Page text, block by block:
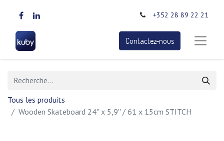
+352 28 89 22 21
Contactez-nous
Tous les produits
Wooden Skateboard 24'' x 5,9'' / 61 x 15cm STITCH